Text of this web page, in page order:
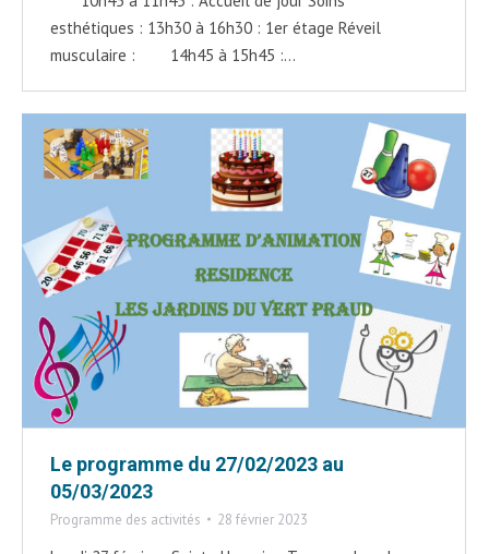
esthétiques : 13h30 à 16h30 : 1er étage Réveil
musculaire : 14h45 à 15h45 :…
Le programme du 27/02/2023 au
05/03/2023
Programme des activités 28 février 2023